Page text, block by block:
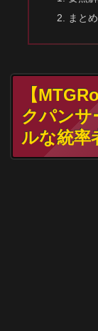
まとめ
【
クパンサ
ルな統率